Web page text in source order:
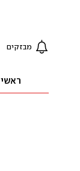
מבזקים
ראשי